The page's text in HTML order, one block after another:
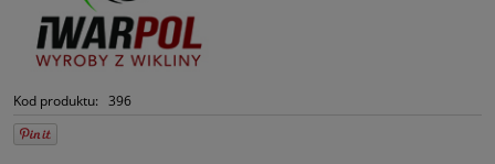
Kod produktu: 396